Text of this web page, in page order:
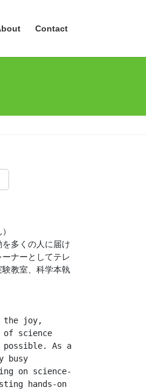
Contact
多くの人に届け
ナーとしてテレ
教室、科学本執
the joy,
of science
possible. As a
busy
on science-
hands-on